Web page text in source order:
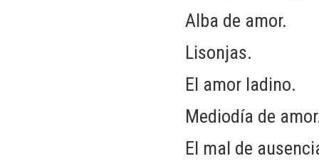
Alba de amor.
Lisonjas.
El amor ladino.
Mediodía de
El mal de